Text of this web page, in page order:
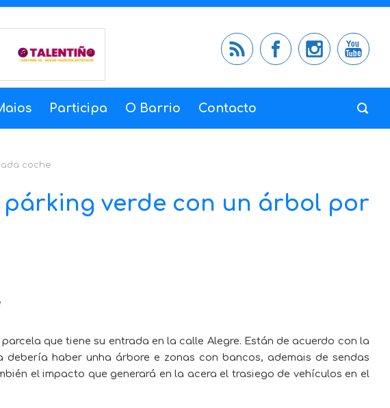
Participa O Barrio Contacto
coche
verde con un árbol por
que tiene su entrada en la calle Alegre. Están de acuerdo con la
haber unha árbore e zonas con bancos, ademais de sendas
el impacto que generará en la acera el trasiego de vehículos en el